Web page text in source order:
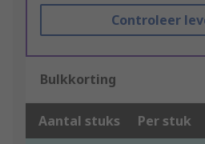
Controleer
Bulkkorting
Aantal stuks Per stuk